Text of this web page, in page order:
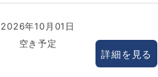
2026年10月01日
空き予定
詳細を見る